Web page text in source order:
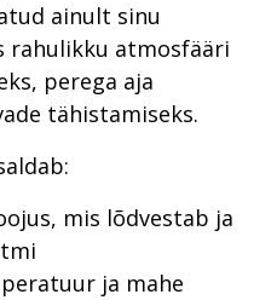
ainult sinu
rahulikku atmosfääri
perega aja
tähistamiseks.
mis lõdvestab ja
ja mahe